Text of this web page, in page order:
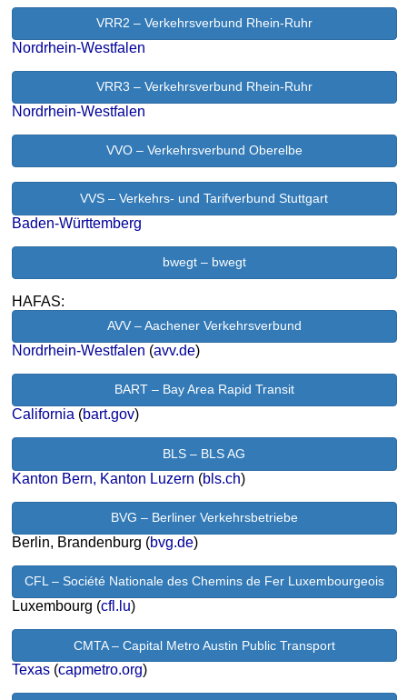
VRR2 – Verkehrsverbund Rhein-Ruhr
Nordrhein-Westfalen
VRR3 – Verkehrsverbund Rhein-Ruhr
Nordrhein-Westfalen
VVO – Verkehrsverbund Oberelbe
VVS – Verkehrs- und Tarifverbund Stuttgart
Baden-Württemberg
bwegt – bwegt
HAFAS:
AVV – Aachener Verkehrsverbund
Nordrhein-Westfalen (avv.de)
BART – Bay Area Rapid Transit
California (bart.gov)
BLS – BLS AG
Kanton Bern, Kanton Luzern (bls.ch)
BVG – Berliner Verkehrsbetriebe
Berlin, Brandenburg (bvg.de)
CFL – Société Nationale des Chemins de Fer Luxembourgeois
Luxembourg (cfl.lu)
CMTA – Capital Metro Austin Public Transport
Texas (capmetro.org)